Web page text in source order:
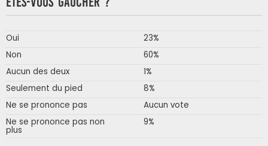
Oui
23%
Non
60%
Aucun des deux
1%
Seulement du pied
8%
Ne se prononce pas
Aucun vote
Ne se prononce pas non
plus
9%